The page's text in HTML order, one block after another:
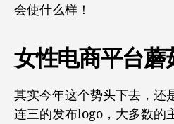
会使什么样！
女性电商平台蘑
其实今年这个势头下去，还
连三的发布logo，大多数的